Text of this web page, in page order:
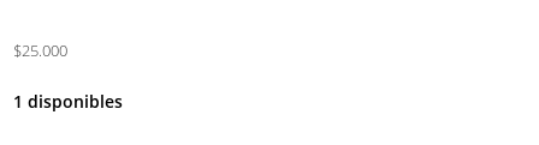
$25.000
1 disponibles